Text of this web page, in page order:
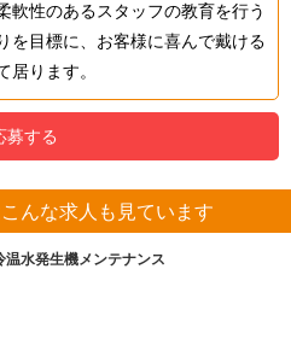
軟性のあるスタッフの教育を行う
を目標に、お客様に喜んで戴ける
居ります。
募する
んな求人も見ています
温水発生機メンテナンス